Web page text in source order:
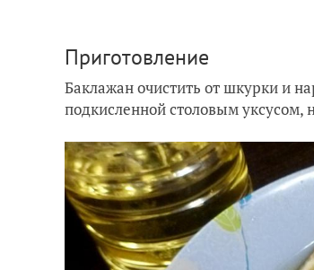
Приготовление
Баклажан очистить от шкурки и
подкисленной столовым уксусом,